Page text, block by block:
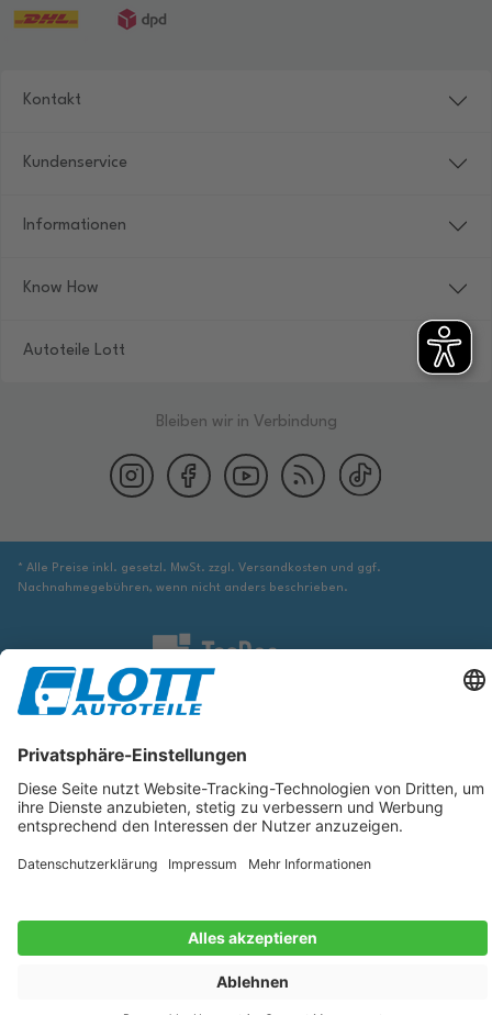
Kontakt
Kundenservice
Informationen
Know How
Autoteile Lott
Bleiben wir in Verbindung
* Alle Preise inkl. gesetzl. MwSt. zzgl. Versandkosten und ggf.
Nachnahmegebühren, wenn nicht anders beschrieben.
Wir sind verpflichtet Sie darauf hinzuweisen, dass Sie ggf. ergänzende
entspricht und für das betreffende Automobil passt.
Die hier angezeigten Daten, insbesondere die gesamte Datenbank, dürfen
nicht kopiert werden. Es ist zu unterlassen, die Daten oder die gesamte
verbreiten und/oder diese Handlungen durch Dritte ausführen zu lassen.